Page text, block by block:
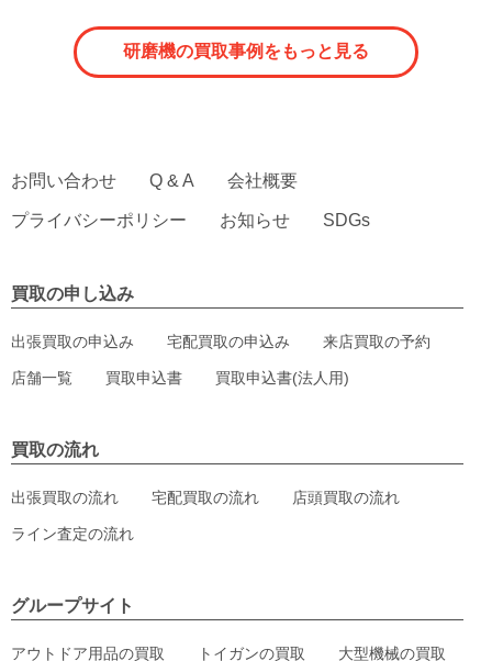
研磨機の買取事例をもっと見る
お問い合わせ Q & A 会社概要
プライバシーポリシー お知らせ SDGs
買取の申し込み
出張買取の申込み 宅配買取の申込み 来店買取の予約
店舗一覧 買取申込書 買取申込書(法人用)
買取の流れ
出張買取の流れ 宅配買取の流れ 店頭買取の流れ
ライン査定の流れ
グループサイト
アウトドア用品の買取 トイガンの買取 大型機械の買取